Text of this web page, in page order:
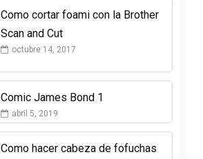
Como cortar foami con la Brother
Scan and Cut
octubre 14, 2017
Comic James Bond 1
abril 5, 2019
Como hacer cabeza de fofuchas